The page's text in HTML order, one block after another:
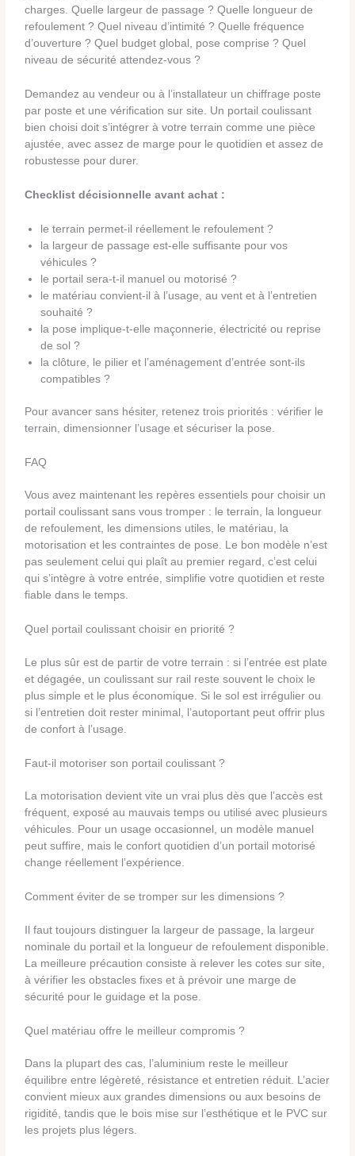
charges. Quelle largeur de passage ? Quelle longueur de
refoulement ? Quel niveau d’intimité ? Quelle fréquence
d’ouverture ? Quel budget global, pose comprise ? Quel
niveau de sécurité attendez-vous ?
Demandez au vendeur ou à l’installateur un chiffrage poste
par poste et une vérification sur site. Un portail coulissant
bien choisi doit s’intégrer à votre terrain comme une pièce
ajustée, avec assez de marge pour le quotidien et assez de
robustesse pour durer.
Checklist décisionnelle avant achat :
le terrain permet-il réellement le refoulement ?
la largeur de passage est-elle suffisante pour vos
véhicules ?
le portail sera-t-il manuel ou motorisé ?
le matériau convient-il à l’usage, au vent et à l’entretien
souhaité ?
la pose implique-t-elle maçonnerie, électricité ou reprise
de sol ?
la clôture, le pilier et l’aménagement d’entrée sont-ils
compatibles ?
Pour avancer sans hésiter, retenez trois priorités : vérifier le
terrain, dimensionner l’usage et sécuriser la pose.
FAQ
Vous avez maintenant les repères essentiels pour choisir un
portail coulissant sans vous tromper : le terrain, la longueur
de refoulement, les dimensions utiles, le matériau, la
motorisation et les contraintes de pose. Le bon modèle n’est
pas seulement celui qui plaît au premier regard, c’est celui
qui s’intègre à votre entrée, simplifie votre quotidien et reste
fiable dans le temps.
Quel portail coulissant choisir en priorité ?
Le plus sûr est de partir de votre terrain : si l’entrée est plate
et dégagée, un coulissant sur rail reste souvent le choix le
plus simple et le plus économique. Si le sol est irrégulier ou
si l’entretien doit rester minimal, l’autoportant peut offrir plus
de confort à l’usage.
Faut-il motoriser son portail coulissant ?
La motorisation devient vite un vrai plus dès que l’accès est
fréquent, exposé au mauvais temps ou utilisé avec plusieurs
véhicules. Pour un usage occasionnel, un modèle manuel
peut suffire, mais le confort quotidien d’un portail motorisé
change réellement l’expérience.
Comment éviter de se tromper sur les dimensions ?
Il faut toujours distinguer la largeur de passage, la largeur
nominale du portail et la longueur de refoulement disponible.
La meilleure précaution consiste à relever les cotes sur site,
à vérifier les obstacles fixes et à prévoir une marge de
sécurité pour le guidage et la pose.
Quel matériau offre le meilleur compromis ?
Dans la plupart des cas, l’aluminium reste le meilleur
équilibre entre légèreté, résistance et entretien réduit. L’acier
convient mieux aux grandes dimensions ou aux besoins de
rigidité, tandis que le bois mise sur l’esthétique et le PVC sur
les projets plus légers.